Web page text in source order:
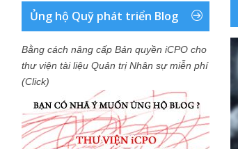
Ủng hộ Quỹ phát triển Blog
Bằng cách nâng cấp Bản quyền iCPO cho
thư viện tài liệu Quản trị Nhân sự miễn phí
(Click)